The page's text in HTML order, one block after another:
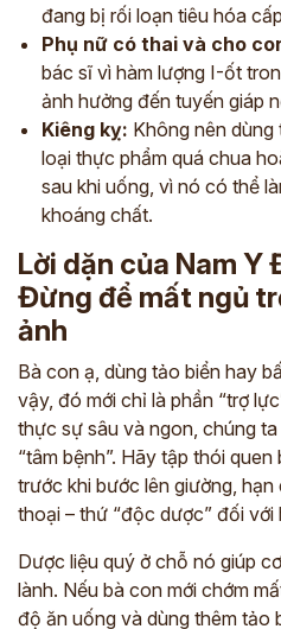
đang bị rối loạn tiêu hóa
Phụ nữ có thai và cho
bác sĩ vì hàm lượng I-ốt
ảnh hưởng đến tuyến giáp
Kiêng kỵ: Không nên
loại thực phẩm quá chua
sau khi uống, vì nó có thể
khoáng chất.
Lời dặn của Nam Y
Đừng để mất ngủ
ảnh
Bà con ạ, dùng tảo biển hay
vậy, đó mới chỉ là phần “trợ
thực sự sâu và ngon, chúng
“tâm bệnh”. Hãy tập thói
trước khi bước lên giường,
thoại – thứ “độc dược” đối với
Dược liệu quý ở chỗ nó giúp
lành. Nếu bà con mới chớm
độ ăn uống và dùng thêm tảo